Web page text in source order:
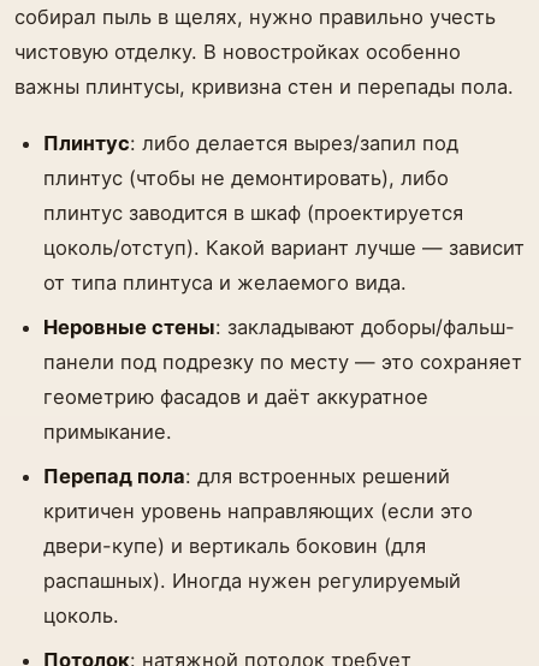
собирал пыль в щелях, нужно правильно учесть
чистовую отделку. В новостройках особенно
важны плинтусы, кривизна стен и перепады пола.
Плинтус: либо делается вырез/запил под
плинтус (чтобы не демонтировать), либо
плинтус заводится в шкаф (проектируется
цоколь/отступ). Какой вариант лучше — зависит
от типа плинтуса и желаемого вида.
Неровные стены: закладывают доборы/фальш-
панели под подрезку по месту — это сохраняет
геометрию фасадов и даёт аккуратное
примыкание.
Перепад пола: для встроенных решений
критичен уровень направляющих (если это
двери-купе) и вертикаль боковин (для
распашных). Иногда нужен регулируемый
цоколь.
Потолок: натяжной потолок требует